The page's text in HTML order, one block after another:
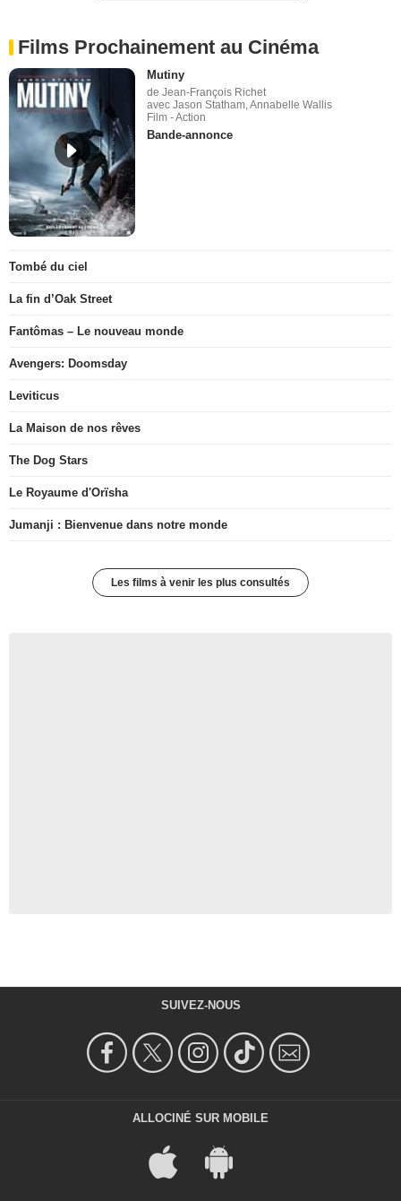
Films Prochainement au Cinéma
Mutiny
de Jean-François Richet
avec Jason Statham, Annabelle Wallis
Film - Action
Bande-annonce
Tombé du ciel
La fin d’Oak Street
Fantômas – Le nouveau monde
Avengers: Doomsday
Leviticus
La Maison de nos rêves
The Dog Stars
Le Royaume d'Orïsha
Jumanji : Bienvenue dans notre monde
Les films à venir les plus consultés
SUIVEZ-NOUS
ALLOCINÉ SUR MOBILE